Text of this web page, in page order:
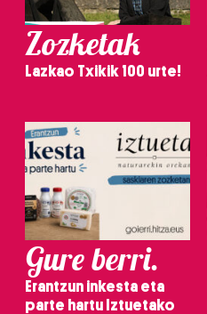
Zozketak
Lazkao Txikik 100 urte!
Gure berri.
Erantzun inkesta eta
parte hartu Iztuetako